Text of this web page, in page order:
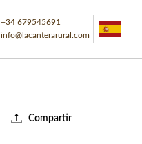
+34 679545691
info@lacanterarural.com
Compartir